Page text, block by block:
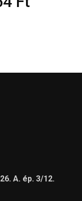
A. ép. 3/12.